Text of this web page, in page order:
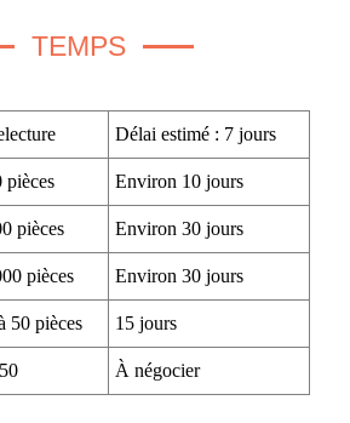
TEMPS
Délai estimé : 7 jours
pièces Environ 10 jours
pièces Environ 30 jours
pièces Environ 30 jours
50 pièces 15 jours
À négocier